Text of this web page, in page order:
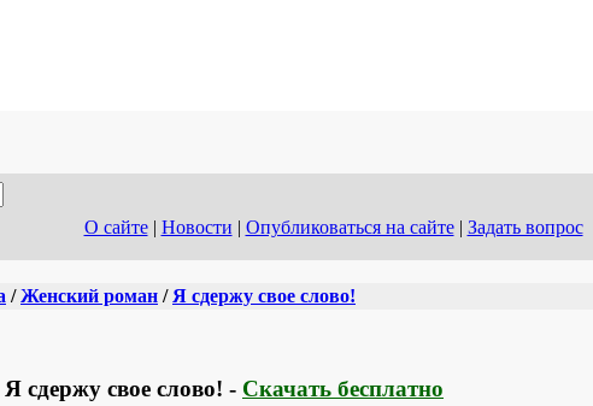
О сайте| Новости | Опубликоваться на сайте| Задать вопрос
/Женский роман / Я сдержу свое слово!
сдержу свое слово! - Скачать бесплатно